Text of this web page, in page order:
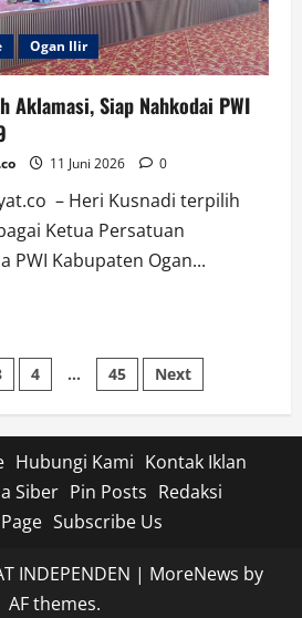
Ogan Ilir
Aklamasi, Siap Nahkodai PWI
11 Juni 2026 0
– Heri Kusnadi terpilih
Ketua Persatuan
PWI Kabupaten Ogan...
4 … 45 Next
Hubungi Kami Kontak Iklan
Siber Pin Posts Redaksi
Subscribe Us
INDEPENDEN | MoreNews by
AF themes.